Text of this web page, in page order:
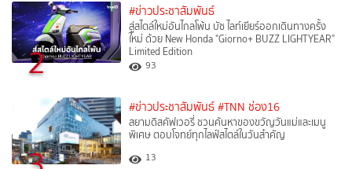
2
#ข่าวประชาสัมพันธ์
สู่สไตล์ใหม่อันไกลโพ้น บัซ ไลท์เยียร์ออกเดินทางครั้ง
ใหม่ ด้วย New Honda "Giorno+ BUZZ LIGHTYEAR"
Limited Edition
93
#ข่าวประชาสัมพันธ์ #TNN ช่อง16
สยามดิสคัฟเวอรี่ ชวนค้นหาของขวัญวันแม่และเมนู
พิเศษ ตอบโจทย์ทุกไลฟ์สไตล์ในวันสำคัญ
13